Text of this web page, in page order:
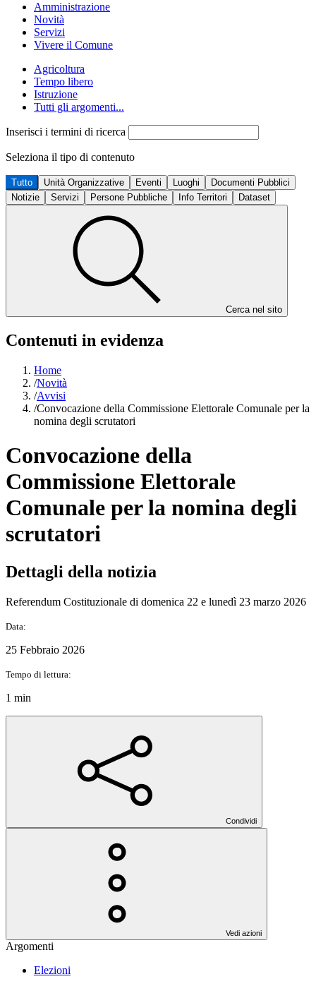
Amministrazione
Novità
Servizi
Vivere il Comune
Agricoltura
Tempo libero
Istruzione
Tutti gli argomenti...
Inserisci i termini di ricerca
Seleziona il tipo di contenuto
Tutto Unità Organizzative Eventi Luoghi
Documenti Pubblici
Notizie
Servizi Persone Pubbliche Info Territori Dataset
Cerca nel sito
Contenuti in evidenza
Home
/Novità
/Avvisi
/Convocazione della Commissione Elettorale Comunale per la
nomina degli scrutatori
Convocazione della
Commissione Elettorale
Comunale per la nomina degli
scrutatori
Dettagli della notizia
Referendum Costituzionale di domenica 22 e lunedì 23 marzo 2026
Data:
25 Febbraio 2026
Tempo di lettura:
1 min
Condividi
Vedi azioni
Argomenti
Elezioni